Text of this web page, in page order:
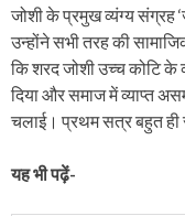
जोशी के प्रमुख व्यंग्य संग्रह
उन्होंने सभी तरह की
कि शरद जोशी उच्च कोटि
दिया और समाज में व्याप्त
चलाई। प्रथम सत्र बहुत ही
यह भी पढ़ें-